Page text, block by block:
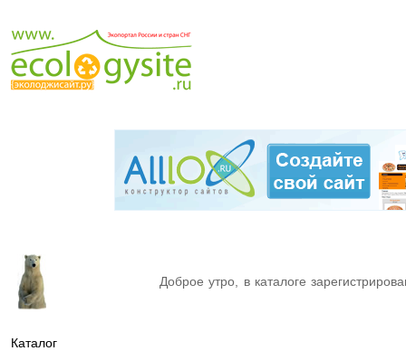
Доброе утро, в каталоге
Каталог